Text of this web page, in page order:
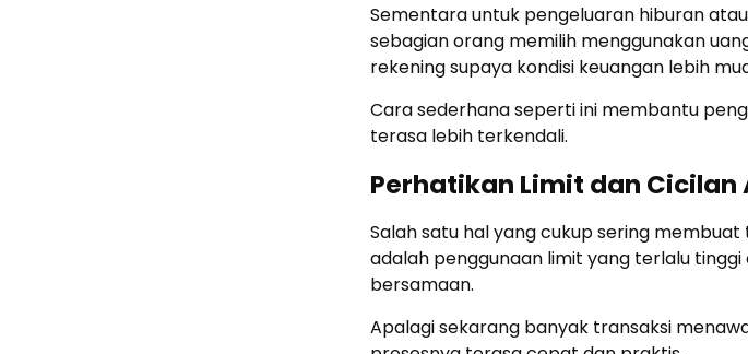
Sementara untuk pengeluaran hiburan
sebagian orang memilih menggunakan
rekening supaya kondisi keuangan lebih
Cara sederhana seperti ini membantu
terasa lebih terkendali.
Perhatikan Limit dan Cicilan
Salah satu hal yang cukup sering
adalah penggunaan limit yang terlalu
bersamaan.
Apalagi sekarang banyak transaksi